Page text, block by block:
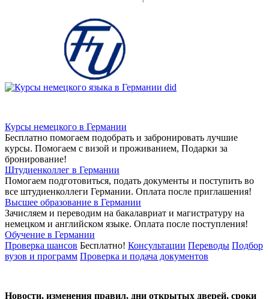
Курсы немецкого в Германии
Бесплатно помогаем подобрать и забронировать лучшие
курсы. Помогаем с визой и проживанием, Подарки за
бронирование!
Штудиенколлег в Германии
Помогаем подготовиться, подать документы и поступить во
все штудиенколлеги Германии. Оплата после приглашения!
Высшее образование в Германии
Зачисляем и переводим на бакалавриат и магистратуру на
немецком и английском языке. Оплата после поступления!
Обучение в Германии
Проверка шансов Бесплатно! Консультации Переводы Подбор
вузов и программ Проверка и подача документов
Новости, изменения правил, дни открытых дверей, сроки